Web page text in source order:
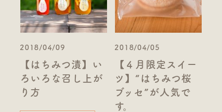
2018/04/09
【はちみつ漬】い
ろいろな召し上が
り方
2018/04/05
【４月限定スイー
ツ】“はちみつ桜
ブッセ”が人気で
す。